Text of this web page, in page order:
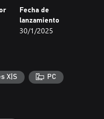
Fecha de
lanzamiento
30/1/2025
X|S PC